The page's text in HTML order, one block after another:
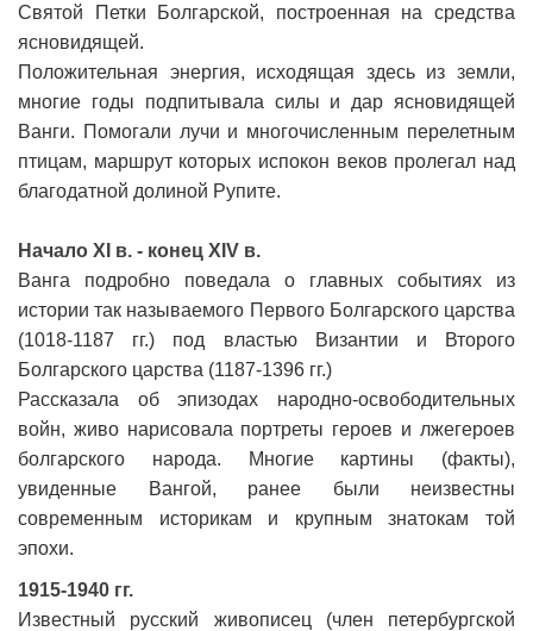
Святой Петки Болгарской, построенная на средства
ясновидящей.
Положительная энергия, исходящая здесь из земли,
многие годы подпитывала силы и дар ясновидящей
Ванги. Помогали лучи и многочисленным перелетным
птицам, маршрут которых испокон веков пролегал над
благодатной долиной Рупите.
Начало XI в. - конец XIV в.
Ванга подробно поведала о главных событиях из
истории так называемого Первого Болгарского царства
(1018-1187 гг.) под властью Византии и Второго
Болгарского царства (1187-1396 гг.)
Рассказала об эпизодах народно-освободительных
войн, живо нарисовала портреты героев и лжегероев
болгарского народа. Многие картины (факты),
увиденные Вангой, ранее были неизвестны
современным историкам и крупным знатокам той
эпохи.
1915-1940 гг.
Известный русский живописец (член петербургской